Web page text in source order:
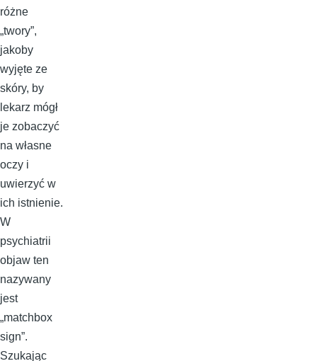
różne
„twory”,
jakoby
wyjęte ze
skóry, by
lekarz mógł
je zobaczyć
na własne
oczy i
uwierzyć w
ich istnienie.
W
psychiatrii
objaw ten
nazywany
jest
„matchbox
sign”.
Szukając